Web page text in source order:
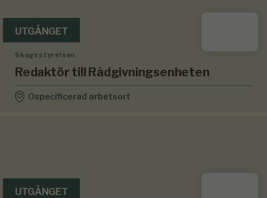
UTGÅNGET
Skogsstyrelsen
Redaktör till Rådgivningsenheten
Ospecificerad arbetsort
UTGÅNGET